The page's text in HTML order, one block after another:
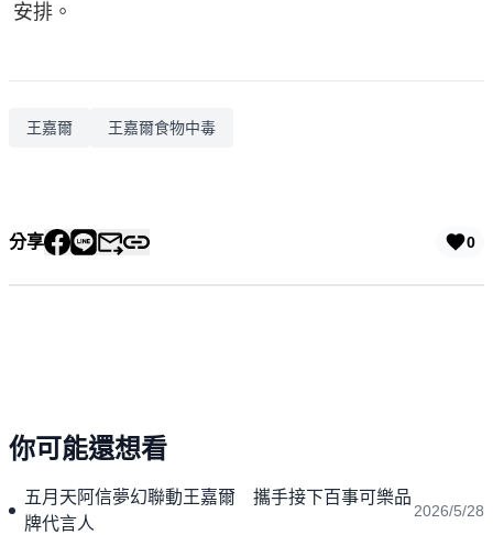
安排。
王嘉爾 王嘉爾食物中毒
分享 0
你可能還想看
五月天阿信夢幻聯動王嘉爾 攜手接下百事可樂品
牌代言人
2026/5/28